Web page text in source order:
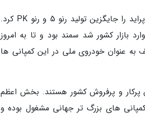
ایران خودرو تولید پیکان را تا سال 84 ادامه داد و سایپا نیز در سال 75 تولید پراید را جایگزین تولید رنو 5 و رنو PK کرد.
خودروسازی جهان وارد بازار کشور شد سمند بود و تا به امروز
به عنوان خودروی ملی در این کمپانی ها
پرکار و پرفروش کشور هستند. بخش اعظم
های بزرگ تر جهانی مشغول بوده و